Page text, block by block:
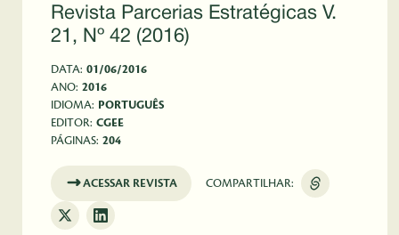
Revista Parcerias Estratégicas V.
21, Nº 42 (2016)
DATA: 01/06/2016
ANO: 2016
IDIOMA: PORTUGUÊS
EDITOR: CGEE
PÁGINAS: 204
ACESSAR REVISTA COMPARTILHAR: